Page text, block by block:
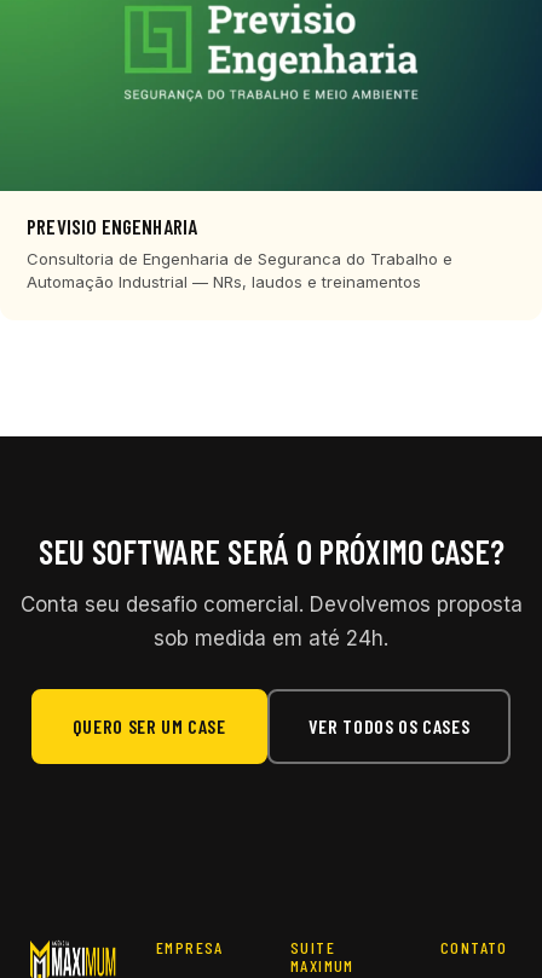
PREVISIO ENGENHARIA
Consultoria de Engenharia de Seguranca do Trabalho e
Automação Industrial — NRs, laudos e treinamentos
SEU SOFTWARE SERÁ O PRÓXIMO CASE?
Conta seu desafio comercial. Devolvemos proposta
sob medida em até 24h.
QUERO SER UM CASE VER TODOS OS CASES
EMPRESA
SUITE
MAXIMUM
CONTATO